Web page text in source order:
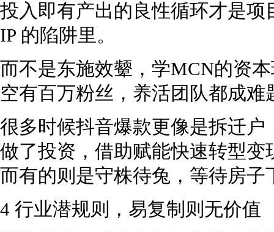
投入即有产出的良性循环才是
IP 的陷阱里。
而不是东施效颦，学MCN的资
空有百万粉丝，养活团队都成难
很多时候抖音爆款更像是拆迁
做了投资，借助赋能快速转型
而有的则是守株待兔，等待房
4 行业潜规则，易复制则无价值